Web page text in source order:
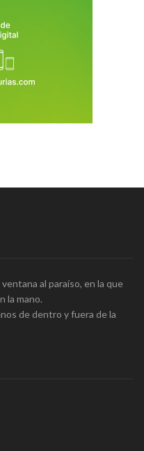
al paraíso, en la que
la mano.
de dentro y fuera de la